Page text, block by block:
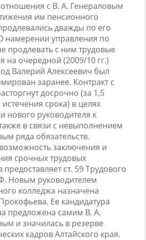
с В. А. Генераловым
им пенсионного
дважды по его
намерении управления по
продлевать с ним трудовые
на очередной (2009/10 гг.)
Валерий Алексеевич был
заранее. Контракт с
досрочно (за 1,5
срока) в целях
нового руководителя к
в связи с невыполнением
ряда обязательств.
заключения и
срочных трудовых
ст. 59 Трудового
Новым руководителем
колледжа назначена
Ее кандидатура
предложена самим В. А.
и значилась в резерве
кадров Алтайского края.